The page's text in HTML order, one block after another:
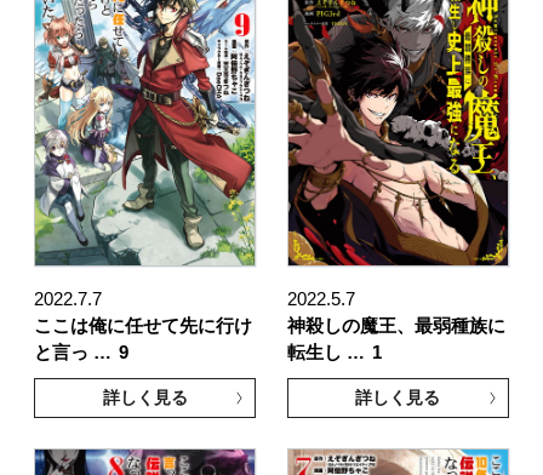
2022.7.7
ここは俺に任せて先に行け
と言っ … 9
詳しく見る
2022.5.7
神殺しの魔王、最弱種族に
転生し … 1
詳しく見る